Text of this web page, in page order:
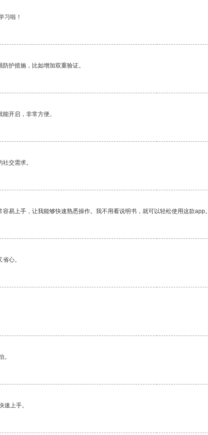
习啦！
护措施，比如增加双重验证。
开启，非常方便。
交需求。
易上手，让我能够快速熟悉操作。我不用看说明书，就可以轻松使用这款app。
心。
。
速上手。